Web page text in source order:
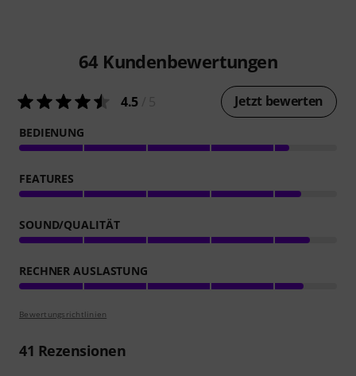
64 Kundenbewertungen
4.5 Jetzt bewerten
BEDIENUNG
FEATURES
SOUND/QUALITÄT
RECHNER AUSLASTUNG
Bewertungsrichtlinien
41 Rezensionen